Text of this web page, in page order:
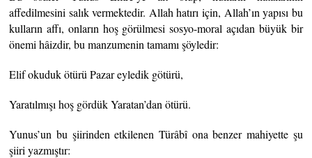
affedilmesini salık vermektedir. Allah hatırı için, Allah’ın yapısı bu
kulların affı, onların hoş görülmesi sosyo-moral açıdan büyük bir
önemi hâizdir, bu manzumenin tamamı şöyledir:
Elif okuduk ötürü Pazar eyledik götürü,
Yaratılmışı hoş gördük Yaratan’dan ötürü.
Yunus’un bu şiirinden etkilenen Türâbî ona benzer mahiyette şu
şiiri yazmıştır: